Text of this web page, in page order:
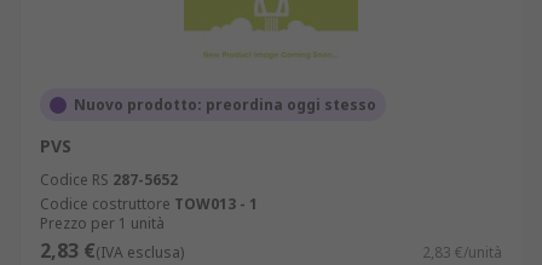
Nuovo prodotto: preordina oggi stesso
PVS
Codice RS 287-5652
Codice costruttore TOW013 - 1
Prezzo per 1 unità
2,83 €(IVA esclusa) 2,83 €/unità